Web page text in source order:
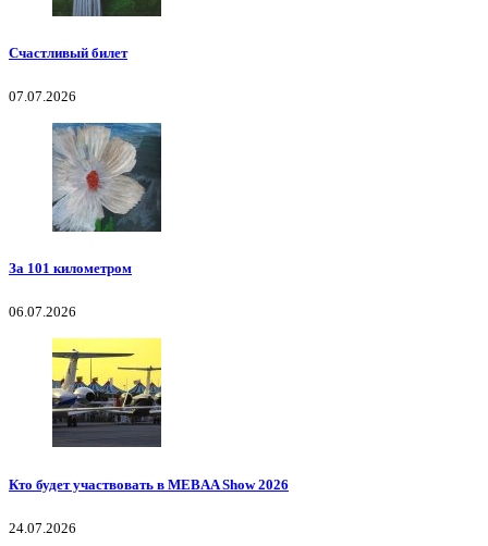
Счастливый билет
07.07.2026
За 101 километром
06.07.2026
Кто будет участвовать в MEBAA Show 2026
24.07.2026